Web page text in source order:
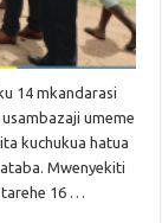
14 mkandarasi
umeme
kuchukua hatua
Mwenyekiti
tarehe 16 …